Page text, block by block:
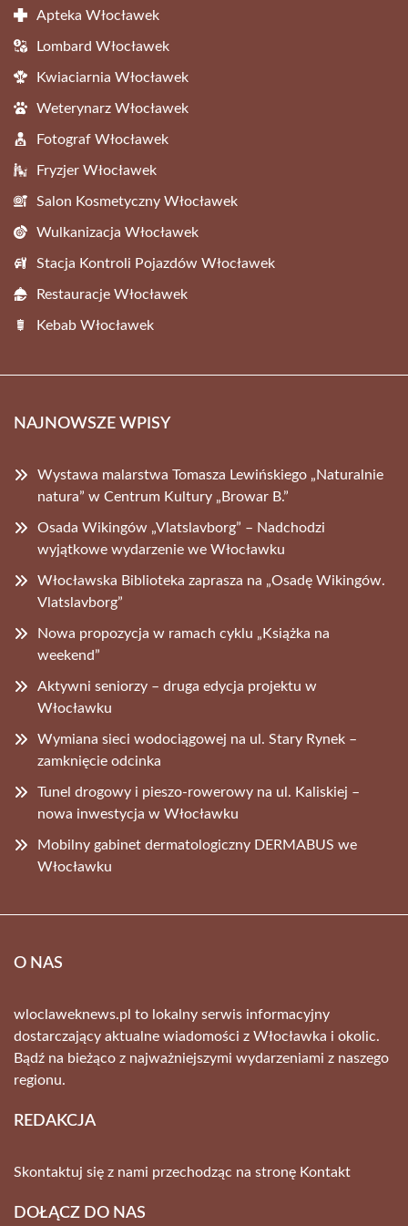
Apteka Włocławek
Lombard Włocławek
Kwiaciarnia Włocławek
Weterynarz Włocławek
Fotograf Włocławek
Fryzjer Włocławek
Salon Kosmetyczny Włocławek
Wulkanizacja Włocławek
Stacja Kontroli Pojazdów Włocławek
Restauracje Włocławek
Kebab Włocławek
NAJNOWSZE WPISY
Wystawa malarstwa Tomasza Lewińskiego „Naturalnie
natura” w Centrum Kultury „Browar B.”
Osada Wikingów „Vlatslavborg” – Nadchodzi
wyjątkowe wydarzenie we Włocławku
Włocławska Biblioteka zaprasza na „Osadę Wikingów.
Vlatslavborg”
Nowa propozycja w ramach cyklu „Książka na
weekend”
Aktywni seniorzy – druga edycja projektu w
Włocławku
Wymiana sieci wodociągowej na ul. Stary Rynek –
zamknięcie odcinka
Tunel drogowy i pieszo-rowerowy na ul. Kaliskiej –
nowa inwestycja w Włocławku
Mobilny gabinet dermatologiczny DERMABUS we
Włocławku
O NAS
wloclaweknews.pl to lokalny serwis informacyjny
dostarczający aktualne wiadomości z Włocławka i okolic.
Bądź na bieżąco z najważniejszymi wydarzeniami z naszego
regionu.
REDAKCJA
Skontaktuj się z nami przechodząc na stronę Kontakt
DOŁĄCZ DO NAS